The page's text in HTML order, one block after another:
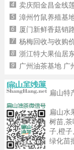
4 卖庆阳金昌金线
5 漳州竹鼠养殖基
6 厦门新鲜香菇销
7 杨梅回收与收购
8 浙江特大果仙居
9 广州油茶基地 广
扁山特
扁山水
树苗,
子,橙子
绿化苗